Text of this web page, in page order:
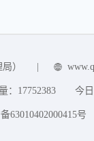
）
： 17752383 今
63010402000415号